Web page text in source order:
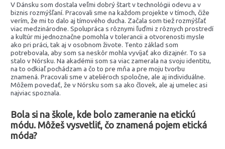
V Dánsku som dostala veľmi dobrý štart v technológii odevu a v
biznis rozmýšľaní. Pracovali sme na každom projekte v tímoch, čiže
verím, že mi to dalo aj tímového ducha. Začala som tiež rozmýšľať
viac medzinárodne. Spolupráca s rôznymi ľuďmi z rôznych prostredí
a kultúr mi jednoznačne pomohla v tolerancii a otvorenosti mysle
ako pri práci, tak aj v osobnom živote. Tento základ som
potrebovala, aby som sa neskôr mohla vyvíjať ako dizajnér. To sa
stalo v Nórsku. Na akadémii som sa viac zamerala na svoju identitu,
na to odkiaľ pochádzam a čo to pre mňa a pre moju tvorbu
znamená. Pracovali sme v ateliéroch spoločne, ale aj individuálne.
Môžem povedať, že v Nórsku som sa ako človek, ale aj umelec asi
najviac spoznala.
Bola si na škole, kde bolo zameranie na etickú
módu. Môžeš vysvetliť, čo znamená pojem etická
móda?